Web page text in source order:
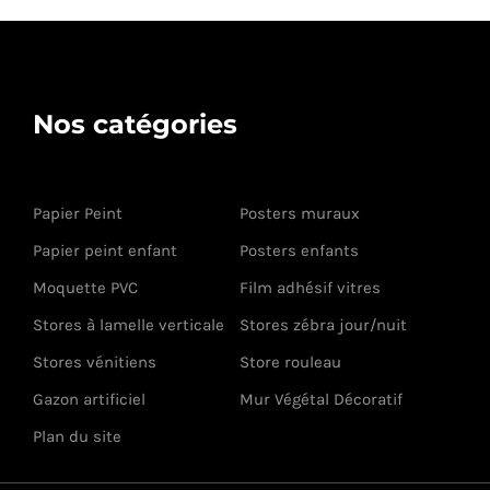
Nos catégories
Papier Peint
Posters muraux
Papier peint enfant
Posters enfants
Moquette PVC
Film adhésif vitres
Stores à lamelle verticale
Stores zébra jour/nuit
Stores vénitiens
Store rouleau
Gazon artificiel
Mur Végétal Décoratif
Plan du site